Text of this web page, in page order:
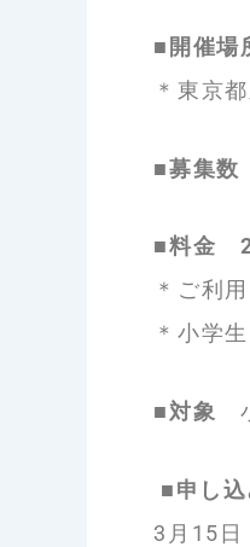
■開催場
＊東京
■募集
■料金
＊ご利
＊小学
■対象
■申し
3月15